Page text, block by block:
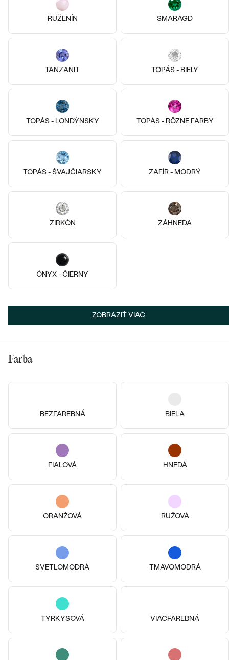
Bestsellery
OBJAVIŤ
RUŽENÍN SMARAGD
TANZANIT TOPÁS - BIELY
TOPÁS - LONDÝNSKY TOPÁS - RÔZNE FARBY
TOPÁS - ŠVAJČIARSKY ZAFÍR - MODRÝ
ZIRKÓN ZÁHNEDA
ÓNYX - ČIERNY
ZOBRAZIŤ VIAC
Farba
BEZFAREBNÁ BIELA
FIALOVÁ HNEDÁ
ORANŽOVÁ RUŽOVÁ
SVETLOMODRÁ TMAVOMODRÁ
TYRKYSOVÁ VIACFAREBNÁ
Pozlatené striebro - ružová,
Meri
Striebro, Korál
Belva
14k žlté zlato, Perla
Abira
SKLADOM
Pozlatené striebro - žltá, Perla Pozlatené striebro - žltá, Zirkón